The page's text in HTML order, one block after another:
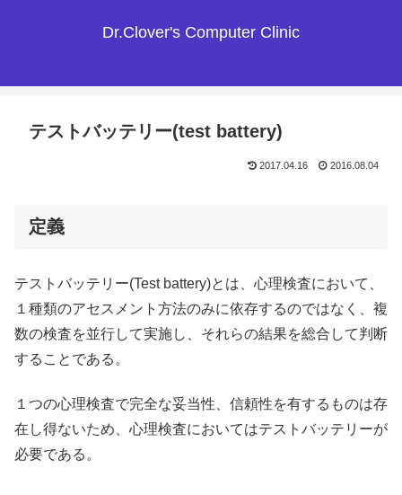
Dr.Clover's Computer Clinic
テストバッテリー(test battery)
2017.04.16 2016.08.04
定義
テストバッテリー(Test battery)とは、心理検査において、
１種類のアセスメント方法のみに依存するのではなく、複
数の検査を並行して実施し、それらの結果を総合して判断
することである。
１つの心理検査で完全な妥当性、信頼性を有するものは存
在し得ないため、心理検査においてはテストバッテリーが
必要である。